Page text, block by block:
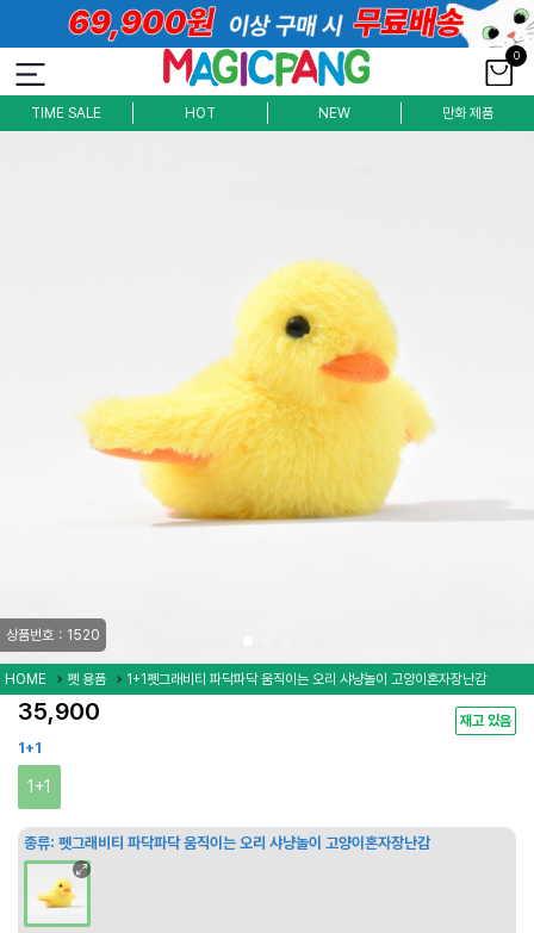
0
TIME SALE HOT NEW 만화 제품
상품번호：1520
HOME 펫 용품 1+1펫그래비티 파닥파닥 움직이는 오리 샤냥놀이 고양이혼자장난감
35,900 재고 있음
1+1
1+1
종류: 펫그래비티 파닥파닥 움직이는 오리 샤냥놀이 고양이혼자장난감